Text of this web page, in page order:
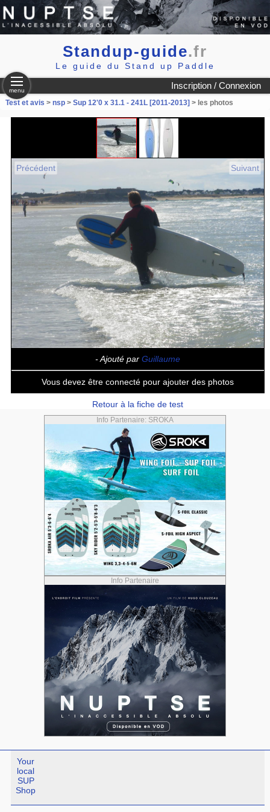
Standup-guide.fr
Le guide du Stand up Paddle
Inscription / Connexion
menu
Test et avis > nsp> Sup 12'0 x 31.1 - 241L [2011-2013] > les photos
Précédent Suivant
- Ajouté par Guillaume
Vous devez être connecté pour ajouter des photos
Retour à la fiche de test
Info Partenaire: SROKA
Info Partenaire
Your
local
SUP
Shop